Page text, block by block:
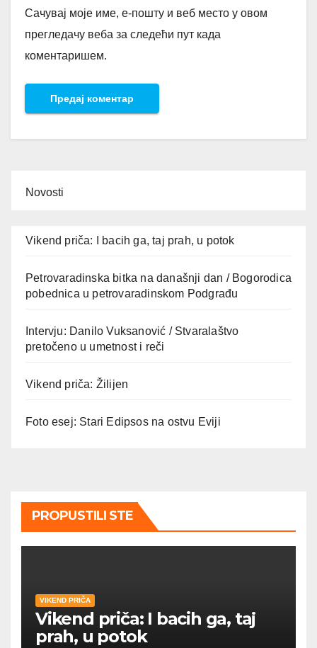
Сачувај моје име, е-пошту и веб место у овом
прегледачу веба за следећи пут када
коментаришем.
Novosti
Vikend priča: I bacih ga, taj prah, u potok
Petrovaradinska bitka na današnji dan / Bogorodica
pobednica u petrovaradinskom Podgrađu
Intervju: Danilo Vuksanović / Stvaralaštvo
pretočeno u umetnost i reči
Vikend priča: Žilijen
Foto esej: Stari Edipsos na ostvu Eviji
PROPUSTILI STE
VIKEND PRIČA
Vikend priča: I bacih ga, taj
prah, u potok